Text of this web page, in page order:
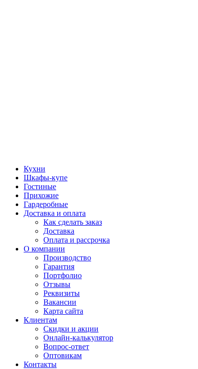
Кухни
Шкафы-купе
Гостиные
Прихожие
Гардеробные
Доставка и оплата
Как сделать заказ
Доставка
Оплата и рассрочка
О компании
Производство
Гарантия
Портфолио
Отзывы
Реквизиты
Вакансии
Карта сайта
Клиентам
Скидки и акции
Онлайн-калькулятор
Вопрос-ответ
Оптовикам
Контакты